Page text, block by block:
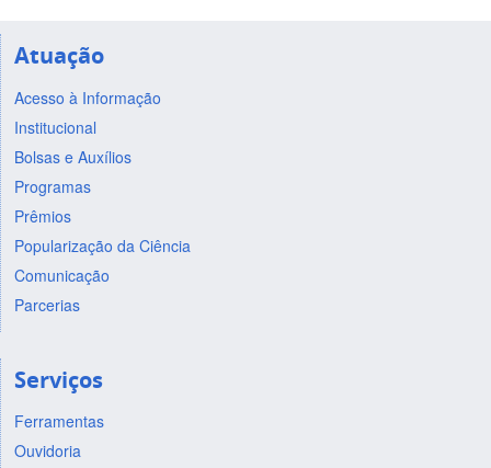
Atuação
Acesso à Informação
Institucional
Bolsas e Auxílios
Programas
Prêmios
Popularização da Ciência
Comunicação
Parcerias
Serviços
Ferramentas
Ouvidoria